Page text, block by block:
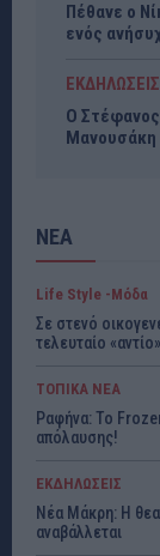
Πέθανε ο
ενός
ΕΚΔΗΛΩΣΕΙΣ
Ο
Μανουσάκη
ΝΕΑ
Life Style -Μόδα
Σε στενό
τελευταίο
ΤΟΠΙΚΑ ΝΕΑ
Ραφήνα: Το
απόλαυσης!
ΕΚΔΗΛΩΣΕΙΣ
Νέα Μάκρη: Η
αναβάλλεται